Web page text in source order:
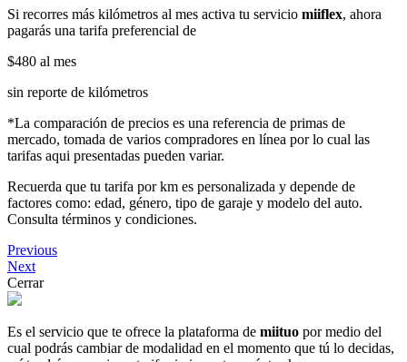
Si recorres más kilómetros al mes activa tu servicio miiflex, ahora
pagarás una tarifa preferencial de
$480 al mes
sin reporte de kilómetros
*La comparación de precios es una referencia de primas de
mercado, tomada de varios compradores en línea por lo cual las
tarifas aqui presentadas pueden variar.
Recuerda que tu tarifa por km es personalizada y depende de
factores como: edad, género, tipo de garaje y modelo del auto.
Consulta términos y condiciones.
Previous
Next
Cerrar
Es el servicio que te ofrece la plataforma de miituo por medio del
cual podrás cambiar de modalidad en el momento que tú lo decidas,